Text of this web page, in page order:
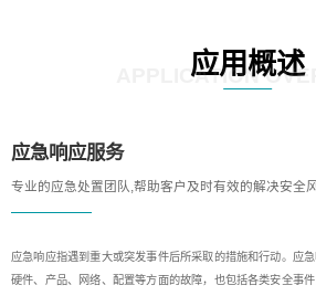
应用概述
APPLICATION
应急响应服务
专业的应急处置团队,帮助客户及时有效的解决安全风
应急响应指遇到重大或突发事件后所采取的措施和行动。应
硬件、产品、网络、配置等方面的故障，也包括各类安全事